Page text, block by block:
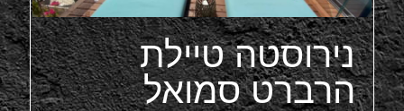
נירוסטה טיילת
הרברט סמואל